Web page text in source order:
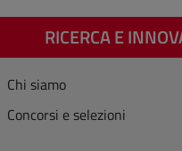
RICERCA E
Chi siamo
Concorsi e selezioni